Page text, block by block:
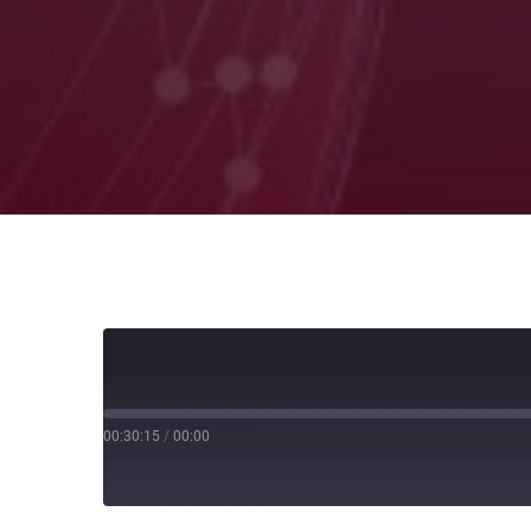
00:00
/
00:30:15